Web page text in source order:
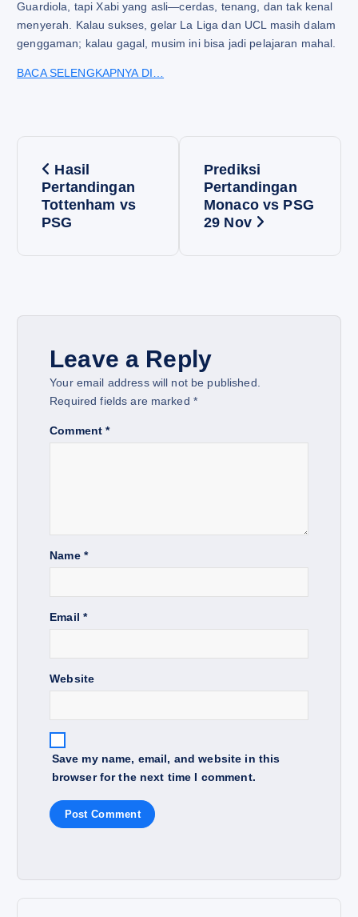
Guardiola, tapi Xabi yang asli—cerdas, tenang, dan tak kenal
menyerah. Kalau sukses, gelar La Liga dan UCL masih dalam
genggaman; kalau gagal, musim ini bisa jadi pelajaran mahal.
BACA SELENGKAPNYA DI…
n
Hasil
Pertandingan
Tottenham vs
PSG
Prediksi
Pertandingan
Monaco vs PSG
29 Nov
Leave a Reply
Your email address will not be published.
Required fields are marked *
Comment*
Name *
Email *
Website
Save my name, email, and website in this
browser for the next time I comment.